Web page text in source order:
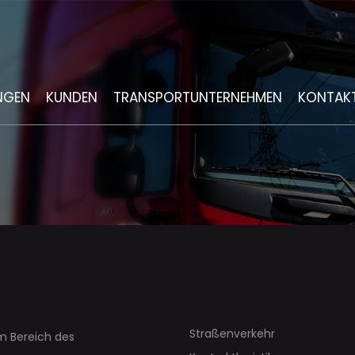
KUNDEN TRANSPORTUNTERNEHMEN
Bereich des
Straßenverkehr